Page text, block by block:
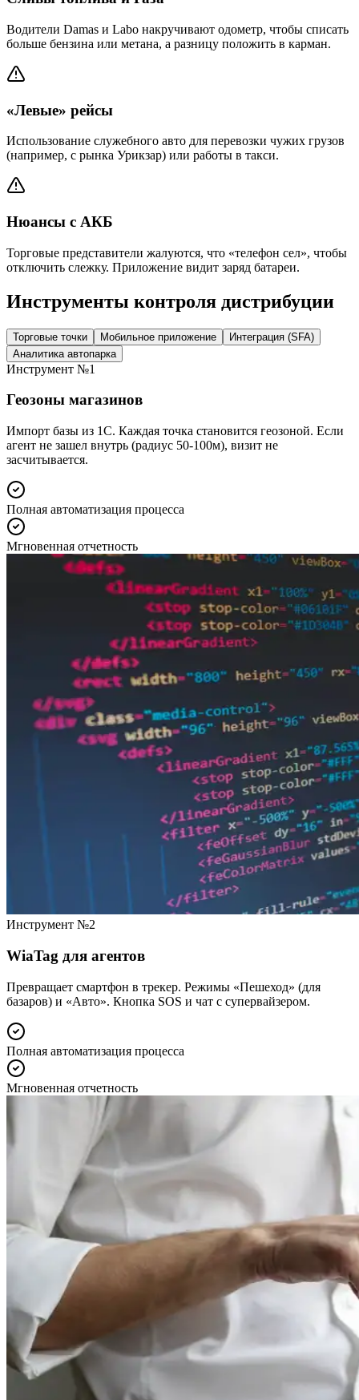
Водители Damas и Labo накручивают одометр, чтобы списать
больше бензина или метана, а разницу положить в карман.
«Левые» рейсы
Использование служебного авто для перевозки чужих грузов
(например, с рынка Урикзар) или работы в такси.
Нюансы с АКБ
Торговые представители жалуются, что «телефон сел», чтобы
отключить слежку. Приложение видит заряд батареи.
Инструменты контроля дистрибуции
Торговые точки Мобильное приложение
Интеграция (SFA)
Аналитика автопарка
Инструмент №1
Геозоны магазинов
Импорт базы из 1С. Каждая точка становится геозоной. Если
агент не зашел внутрь (радиус 50-100м), визит не
засчитывается.
Полная автоматизация процесса
Мгновенная отчетность
Инструмент №2
WiaTag для агентов
Превращает смартфон в трекер. Режимы «Пешеход» (для
базаров) и «Авто». Кнопка SOS и чат с супервайзером.
Полная автоматизация процесса
Мгновенная отчетность